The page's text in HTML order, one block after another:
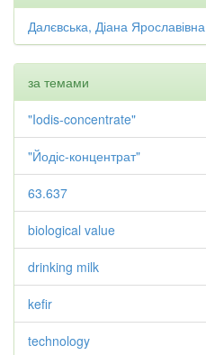
Далєвська, Діана Ярославівна
за темами
"Iodis-concentrate"
"Йодіс-концентрат"
63.637
biological value
drinking milk
kefir
technology